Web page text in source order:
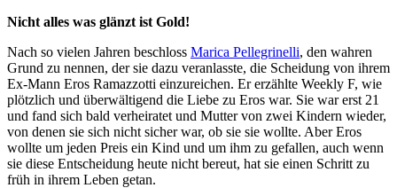
Nicht alles was glänzt ist Gold!
Nach so vielen Jahren beschloss Marica Pellegrinelli, den wahren
Grund zu nennen, der sie dazu veranlasste, die Scheidung von ihrem
Ex-Mann Eros Ramazzotti einzureichen. Er erzählte Weekly F, wie
plötzlich und überwältigend die Liebe zu Eros war. Sie war erst 21
und fand sich bald verheiratet und Mutter von zwei Kindern wieder,
von denen sie sich nicht sicher war, ob sie sie wollte. Aber Eros
wollte um jeden Preis ein Kind und um ihm zu gefallen, auch wenn
sie diese Entscheidung heute nicht bereut, hat sie einen Schritt zu
früh in ihrem Leben getan.